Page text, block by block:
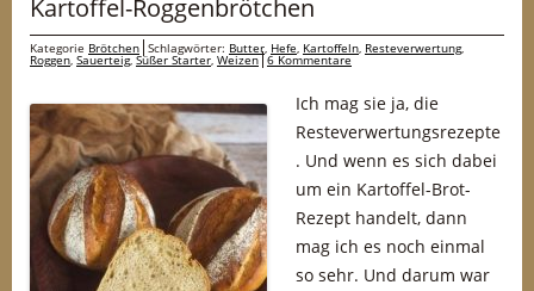
Kartoffel-Roggenbrötchen
Kategorie Brötchen Schlagwörter: Butter, Hefe, Kartoffeln, Resteverwertung,
Roggen, Sauerteig,Süßer Starter, Weizen 6 Kommentare
Ich mag sie ja, die
Resteverwertungsrezepte
. Und wenn es sich dabei
um ein Kartoffel-Brot-
Rezept handelt, dann
mag ich es noch einmal
so sehr. Und darum war